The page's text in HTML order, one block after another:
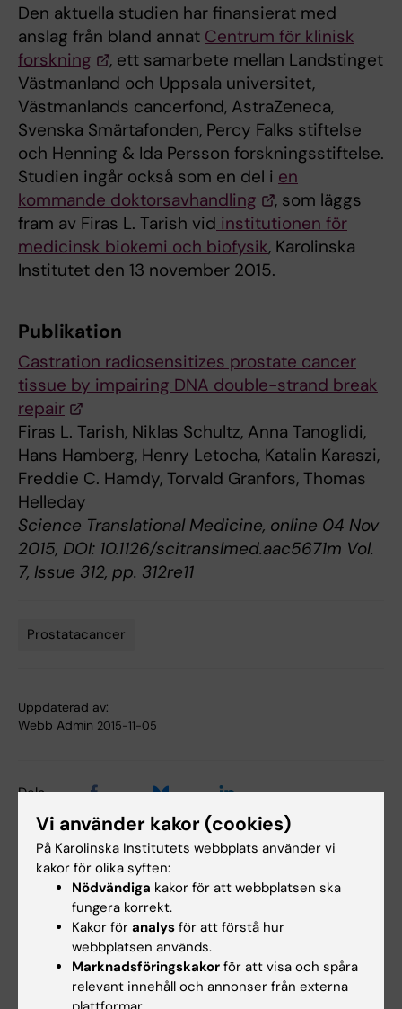
Den aktuella studien har finansierat med
anslag från bland annat Centrum för klinisk
forskning
, ett samarbete mellan Landstinget
Västmanland och Uppsala universitet,
Västmanlands cancerfond, AstraZeneca,
Svenska Smärtafonden, Percy Falks stiftelse
och Henning & Ida Persson forskningsstiftelse.
Studien ingår också som en del i en
kommande doktorsavhandling
, som läggs
fram av Firas L. Tarish vid institutionen för
medicinsk biokemi och biofysik, Karolinska
Institutet den 13 november 2015.
Publikation
Castration radiosensitizes prostate cancer
tissue by impairing DNA double-strand break
repair
Firas L. Tarish, Niklas Schultz, Anna Tanoglidi,
Hans Hamberg, Henry Letocha, Katalin Karaszi,
Freddie C. Hamdy, Torvald Granfors, Thomas
Helleday
Science Translational Medicine, online 04 Nov
2015, DOI: 10.1126/scitranslmed.aac5671m Vol.
7, Issue 312, pp. 312re11
Prostatacancer
Uppdaterad av:
Webb Admin 2015-11-05
Dela
Relaterade artiklar
Vi använder kakor (cookies)
På Karolinska Institutets webbplats använder vi
kakor för olika syften:
Nödvändiga kakor för att webbplatsen ska
fungera korrekt.
Kakor för analys för att förstå hur
webbplatsen används.
Marknadsföringskakor för att visa och spåra
relevant innehåll och annonser från externa